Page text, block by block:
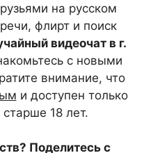
на русском
флирт и поиск
видеочат в г.
с новыми
внимание, что
и доступен только
18 лет.
Поделитесь с